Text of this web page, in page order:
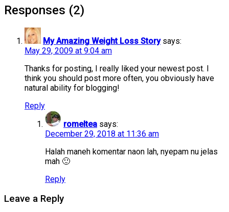
Responses (2)
My Amazing Weight Loss Story says:
May 29, 2009 at 9:04 am
Thanks for posting, I really liked your newest post. I
think you should post more often, you obviously have
natural ability for blogging!
Reply
romeltea says:
December 29, 2018 at 11:36 am
Halah maneh komentar naon lah, nyepam nu jelas
mah 🙂
Reply
Leave a Reply